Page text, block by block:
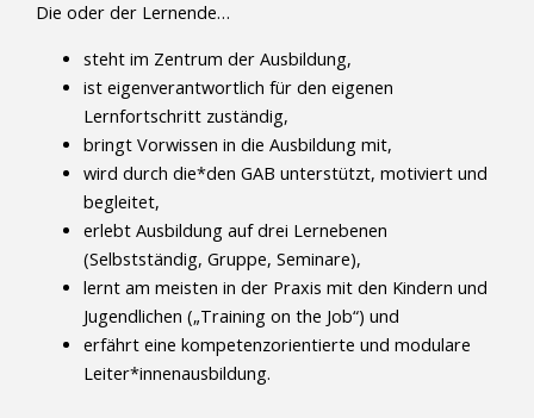
Die oder der Lernende…
steht im Zentrum der Ausbildung,
ist eigenverantwortlich für den eigenen
Lernfortschritt zuständig,
bringt Vorwissen in die Ausbildung mit,
wird durch die*den GAB unterstützt, motiviert und
begleitet,
erlebt Ausbildung auf drei Lernebenen
(Selbstständig, Gruppe, Seminare),
lernt am meisten in der Praxis mit den Kindern und
Jugendlichen („Training on the Job“) und
erfährt eine kompetenzorientierte und modulare
Leiter*innenausbildung.